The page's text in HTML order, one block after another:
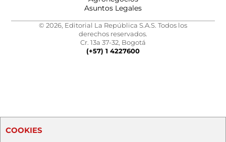
Asuntos Legales
© 2026, Editorial La República S.A.S. Todos los
derechos reservados.
Cr. 13a 37-32, Bogotá
(+57) 1 4227600
COOKIES